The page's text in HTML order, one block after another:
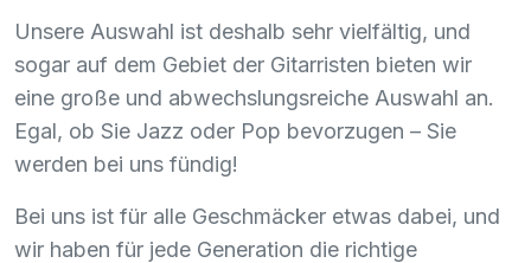
Unsere Auswahl ist deshalb sehr vielfältig, und
sogar auf dem Gebiet der Gitarristen bieten wir
eine große und abwechslungsreiche Auswahl an.
Egal, ob Sie Jazz oder Pop bevorzugen – Sie
werden bei uns fündig!
Bei uns ist für alle Geschmäcker etwas dabei, und
wir haben für jede Generation die richtige